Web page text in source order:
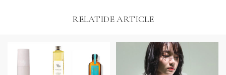
RELATIDE ARTICLE